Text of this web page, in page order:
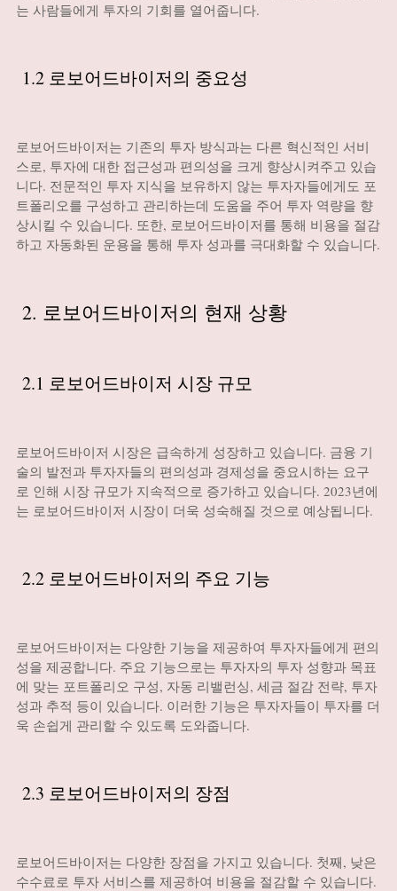
는 사람들에게 투자의 기회를 열어줍니다.
1.2 로보어드바이저의 중요성
로보어드바이저는 기존의 투자 방식과는 다른 혁신적인 서비
스로, 투자에 대한 접근성과 편의성을 크게 향상시켜주고 있습
니다. 전문적인 투자 지식을 보유하지 않는 투자자들에게도 포
트폴리오를 구성하고 관리하는데 도움을 주어 투자 역량을 향
상시킬 수 있습니다. 또한, 로보어드바이저를 통해 비용을 절감
하고 자동화된 운용을 통해 투자 성과를 극대화할 수 있습니다.
2. 로보어드바이저의 현재 상황
2.1 로보어드바이저 시장 규모
로보어드바이저 시장은 급속하게 성장하고 있습니다. 금융 기
술의 발전과 투자자들의 편의성과 경제성을 중요시하는 요구
로 인해 시장 규모가 지속적으로 증가하고 있습니다. 2023년에
는 로보어드바이저 시장이 더욱 성숙해질 것으로 예상됩니다.
2.2 로보어드바이저의 주요 기능
로보어드바이저는 다양한 기능을 제공하여 투자자들에게 편의
성을 제공합니다. 주요 기능으로는 투자자의 투자 성향과 목표
에 맞는 포트폴리오 구성, 자동 리밸런싱, 세금 절감 전략, 투자
성과 추적 등이 있습니다. 이러한 기능은 투자자들이 투자를 더
욱 손쉽게 관리할 수 있도록 도와줍니다.
2.3 로보어드바이저의 장점
로보어드바이저는 다양한 장점을 가지고 있습니다. 첫째, 낮은
수수료로 투자 서비스를 제공하여 비용을 절감할 수 있습니다.